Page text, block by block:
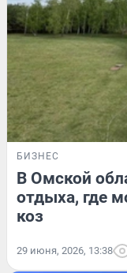
БИЗНЕС
В Омской
отдыха, где
коз
29 июня, 2026, 13:38